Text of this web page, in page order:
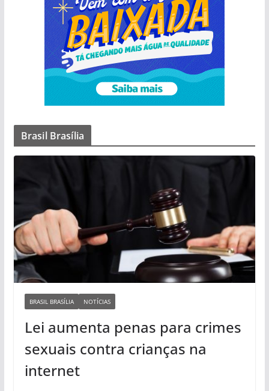
Brasil Brasília
BRASIL BRASÍLIA NOTÍCIAS
Lei aumenta penas para crimes
sexuais contra crianças na
internet